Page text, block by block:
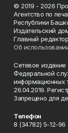
© 2019 - 2026
Агентство по
Республики
Издательский
Главный
Об
Сетевое
Федеральной
информационных
26.04.2019.
Запрещено для
Телефон
8 (34782) 5-12-96